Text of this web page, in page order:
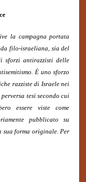
la campagna portata
filo-israeliana, sia del
sforzi antirazzisti delle
È uno sforzo
razziste di Israele nei
tesi secondo cui
essere viste come
pubblicato su
sua forma originale. Per